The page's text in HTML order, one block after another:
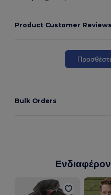
Product Customer Reviews
Bulk Orders